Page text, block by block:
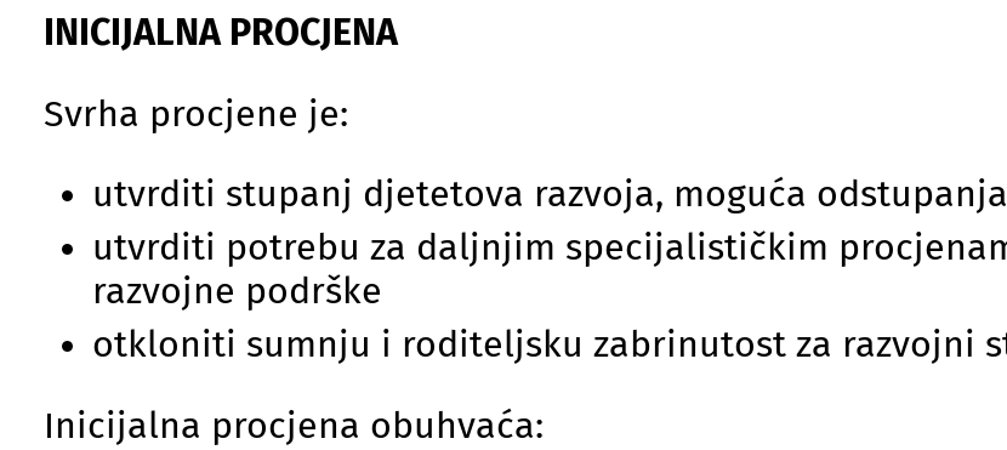
INICIJALNA PROCJENA
Svrha procjene je:
utvrditi stupanj djetetova razvoja, moguća
utvrditi potrebu za daljnjim specijalističkim
razvojne podrške
otkloniti sumnju i roditeljsku zabrinutost za razvojni
Inicijalna procjena obuhvaća: